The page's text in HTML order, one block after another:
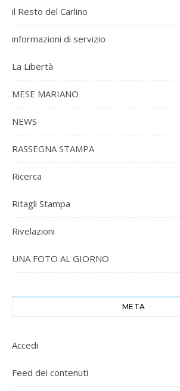
il Resto del Carlino
informazioni di servizio
La Libertà
MESE MARIANO
NEWS
RASSEGNA STAMPA
Ricerca
Ritagli Stampa
Rivelazioni
UNA FOTO AL GIORNO
META
Accedi
Feed dei contenuti